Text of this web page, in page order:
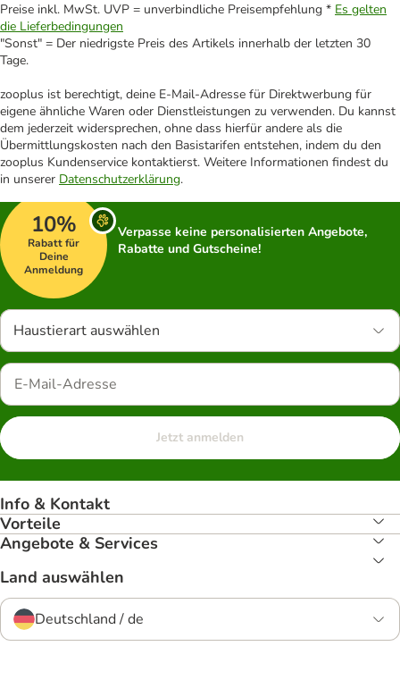
Preise inkl. MwSt. UVP = unverbindliche Preisempfehlung * Es gelten
die Lieferbedingungen
"Sonst" = Der niedrigste Preis des Artikels innerhalb der letzten 30
Tage.
zooplus ist berechtigt, deine E-Mail-Adresse für Direktwerbung für
eigene ähnliche Waren oder Dienstleistungen zu verwenden. Du kannst
dem jederzeit widersprechen, ohne dass hierfür andere als die
Übermittlungskosten nach den Basistarifen entstehen, indem du den
zooplus Kundenservice kontaktierst. Weitere Informationen findest du
in unserer Datenschutzerklärung.
10%
Rabatt für
Deine
Anmeldung
Verpasse keine personalisierten Angebote,
Rabatte und Gutscheine!
Haustierart auswählen
Jetzt anmelden
Info & Kontakt
Vorteile
Angebote & Services
Land auswählen
Deutschland / de